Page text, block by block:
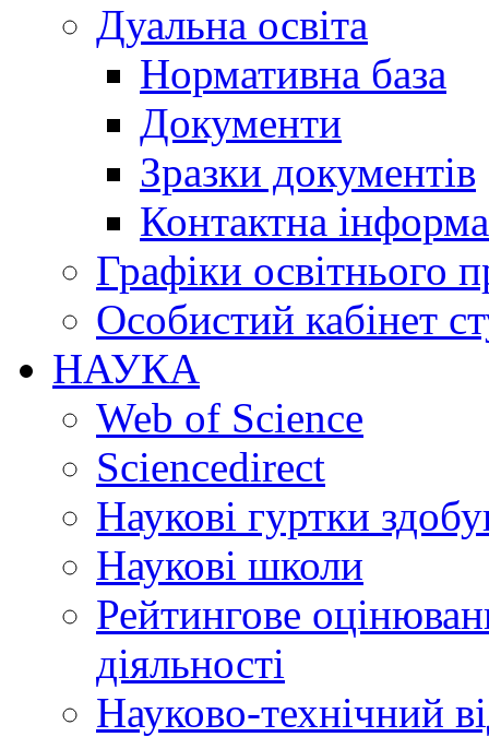
Дуальна освіта
Нормативна база
Документи
Зразки документів
Контактна
Графіки освітнього
Особистий кабінет
НАУКА
Web of Science
Sciencedirect
Наукові гуртки
Наукові школи
Рейтингове
діяльності
Науково-технічний